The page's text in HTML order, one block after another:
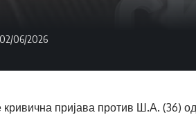
06/2026
пријава против Ш.А. (36)